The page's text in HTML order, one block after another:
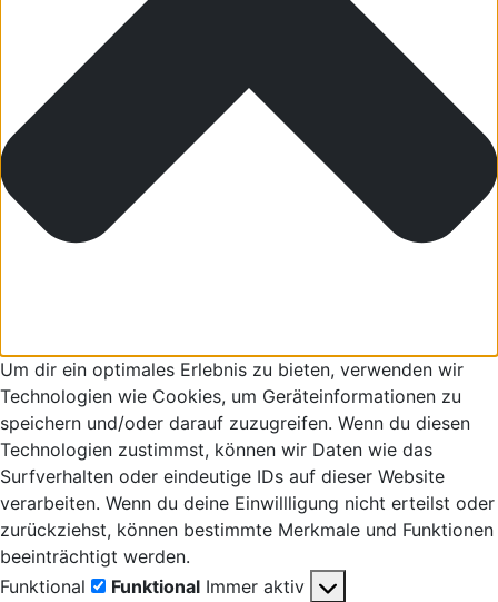
Um dir ein optimales Erlebnis zu bieten, verwenden wir
Technologien wie Cookies, um Geräteinformationen zu
speichern und/oder darauf zuzugreifen. Wenn du diesen
Technologien zustimmst, können wir Daten wie das
Surfverhalten oder eindeutige IDs auf dieser Website
verarbeiten. Wenn du deine Einwillligung nicht erteilst oder
zurückziehst, können bestimmte Merkmale und Funktionen
beeinträchtigt werden.
Funktional
Funktional Immer aktiv